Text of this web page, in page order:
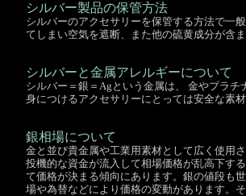
シルバー製品の保管方法
シルバーのアクセサリーを保管する方法で一
てしまい空気を遮断、また他の硫黄成分が含
シルバーと金属アレルギーについて
シルバー＝銀＝Agという金属は、 金やプラ
身につけるアクセサリーにとっては安全な素材
銀相場について
金と並び貴金属や工業用素材として広く使用
投機的な資金が流入して相場価格が乱高下す
て価格が決まる傾向にあります。銀の値段も
場や為替などにより価格の変動があります。